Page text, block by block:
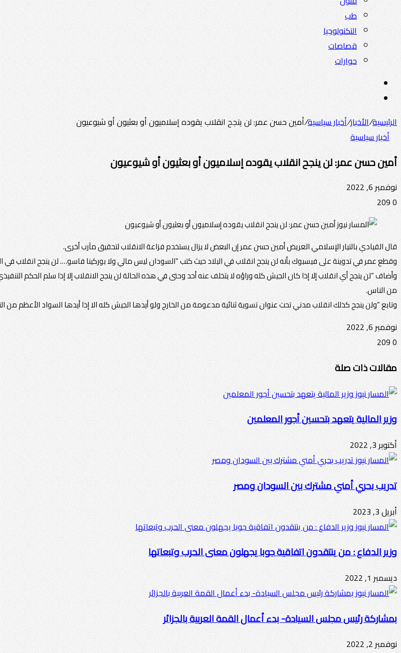
طب
التكنولوجيا
قصاصات
حوارات
بحث
عن
الوضع
المظلم
الرئيسية/الأخبار/أخبار سياسية/أمين حسن عمر: لن ينجح انقلاب يقوده إسلاميون أو بعثيون أو شيوعيون
أخبار سياسية
أمين حسن عمر: لن ينجح انقلاب يقوده إسلاميون أو بعثيون أو شيوعيون
نوفمبر 6, 2022
0
قال القيادي بالتيار الإسلامي العريض أمين حسن عمر إن البعض لا يزال يستخدم فزاعة الانقلاب لتحقيق مآرب أخرى.
وقطع عمر في تدوينة على فيسبوك بأنه لن ينجح انقلاب في البلاد حيث كتب “السودان ليس مالي ولا بوركينا فاسو…. لن ينجح انقلاب
وأضاف “لن ينجح أي انقلاب إلا إذا كان الجيش كله وراؤه لا يتخلف عنه أحد وحتى في هذه الحالة لن ينجح الانقلاب إلا إذا سلم الحكم
من الناس.
وتابع “ولن ينجح كذلك انقلاب مدني تحت عنوان تسوية ثنائية مدعومة من الخارج ولو أيدها الجيش كله الا إذا أيدها السواد الأعظم
نوفمبر 6, 2022
0
209
فيسبوك
تويتر
ماسنجر
ماسنجر
واتساب
تيلقرام
ڤايبر
مشاركة
عبر
البريد
طباعة
مقالات ذات صلة
وزير المالية يتعهد بتحسين أجور المعلمين
أكتوبر 3, 2022
تدريب بحري أمني مشترك بين السودان ومصر
أبريل 3, 2023
وزير الدفاع : من ينتقدون اتفاقية جوبا يجهلون معنى الحرب وتبعاتها
ديسمبر 1, 2022
بمشاركة رئيس مجلس السيادة- بدء أعمال القمة العربية بالجزائر
نوفمبر 2, 2022